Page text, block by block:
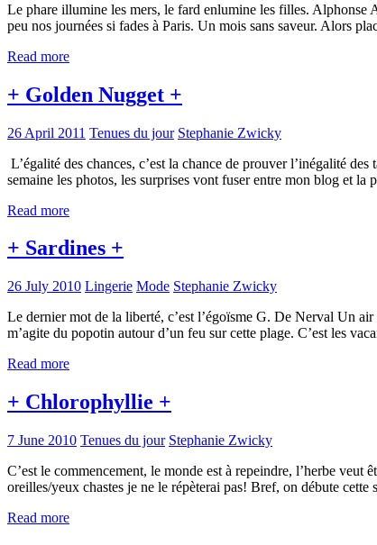
Le phare illumine les mers, le fard enlumine les filles. Alphonse
peu nos journées si fades à Paris. Un mois sans saveur. Alors
Read more
+ Golden Nugget +
26 April 2011 Tenues du jour Stephanie Zwicky
L’égalité des chances, c’est la chance de prouver l’inégalité
semaine les photos, les surprises vont fuser entre mon blog et
Read more
+ Sardines +
26 July 2010 Lingerie Mode Stephanie Zwicky
Le dernier mot de la liberté, c’est l’égoïsme G. De Nerval Un
m’agite du popotin autour d’un feu sur cette plage. C’est les
Read more
+ Chlorophyllie +
7 June 2010 Tenues du jour Stephanie Zwicky
C’est le commencement, le monde est à repeindre, l’herbe
oreilles/yeux chastes je ne le répèterai pas! Bref, on débute
Read more